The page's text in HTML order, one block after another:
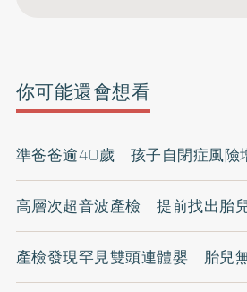
你可能還會想看
準爸爸逾40歲 孩子自閉症風險
高層次超音波產檢 提前找出胎
產檢發現罕見雙頭連體嬰 胎兒